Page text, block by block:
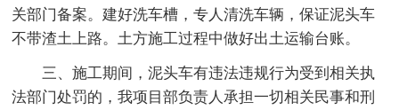
关部门备案。建好洗车槽，专人清洗车辆，保证泥头车
不带渣土上路。土方施工过程中做好出土运输台账。
三、施工期间，泥头车有违法违规行为受到相关执
法部门处罚的，我项目部负责人承担一切相关民事和刑